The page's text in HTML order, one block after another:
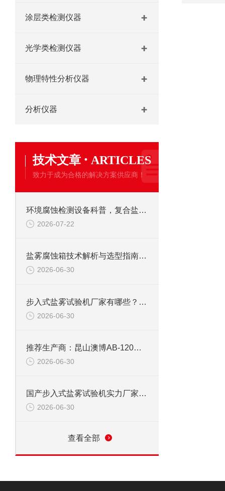
涂层类检测仪器
光学类检测仪器
物理特性分析仪器
分析仪器
技术文章 · ARTICLES
致力于成为合格的解决方案供应商！
环境腐蚀检测设备科普，复合盐雾试验机/盐雾腐蚀箱选购要点
2026-07-22
盐雾腐蚀箱技术解析与选型指南：从材料到系统的解读
2026-06-30
步入式盐雾试验机厂家有哪些？选择昆山澳博，就是选择专业与放心
2026-06-30
推荐生产商：昆山澳博AB-120步入式盐雾试验机，品质与服务的双重保障
2026-06-30
国产步入式盐雾试验机实力厂家——昆山澳博AB-120技术深度解析
2026-06-30
查看全部